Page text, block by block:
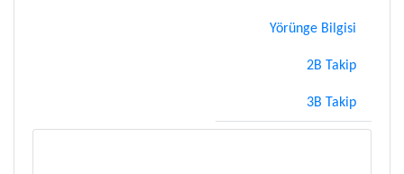
Yörünge Bilgisi
2B Takip
3B Takip